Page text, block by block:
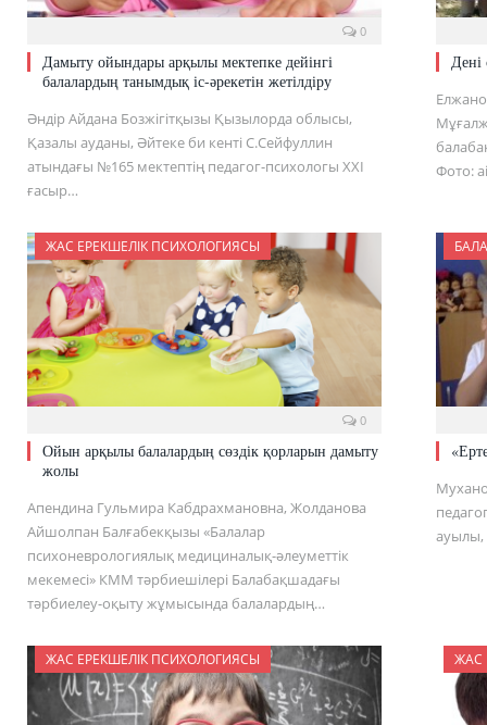
0
Дамыту ойындары арқылы мектепке дейінгі
балалардың танымдық іс-әрекетін жетілдіру
Әндір Айдана Бозжігітқызы Қызылорда облысы,
Қазалы ауданы, Әйтеке би кенті С.Сейфуллин
атындағы №165 мектептің педагог-психологы XXI
ғасыр…
Дені
Фото:
ЖАС ЕРЕКШЕЛІК ПСИХОЛОГИЯСЫ
0
Ойын арқылы балалардың сөздік қорларын дамыту
жолы
Апендина Гульмира Кабдрахмановна, Жолданова
Айшолпан Балғабекқызы «Балалар
психоневрологиялық медициналық-әлеуметтік
мекемесі» КММ тәрбиешілері Балабақшадағы
тәрбиелеу-оқыту жұмысында балалардың…
ЖАС ЕРЕКШЕЛІК ПСИХОЛОГИЯСЫ ЖАС